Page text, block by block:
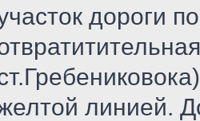
дороги
линией.